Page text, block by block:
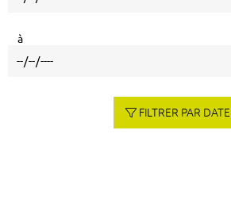
à
FILTRER PAR DATE